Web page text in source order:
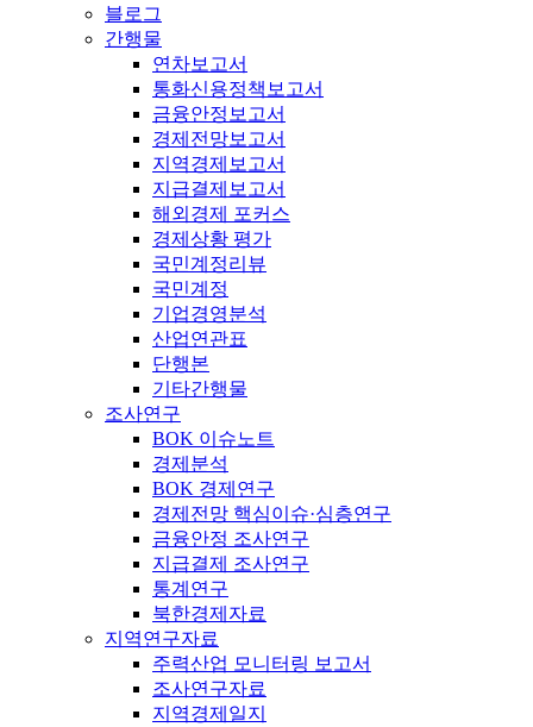
블로그
간행물
연차보고서
통화신용정책보고서
금융안정보고서
경제전망보고서
지역경제보고서
지급결제보고서
해외경제 포커스
경제상황 평가
국민계정리뷰
국민계정
기업경영분석
산업연관표
단행본
기타간행물
조사연구
BOK 이슈노트
경제분석
BOK 경제연구
경제전망 핵심이슈·심층연구
금융안정 조사연구
지급결제 조사연구
통계연구
북한경제자료
지역연구자료
주력산업 모니터링 보고서
조사연구자료
지역경제일지